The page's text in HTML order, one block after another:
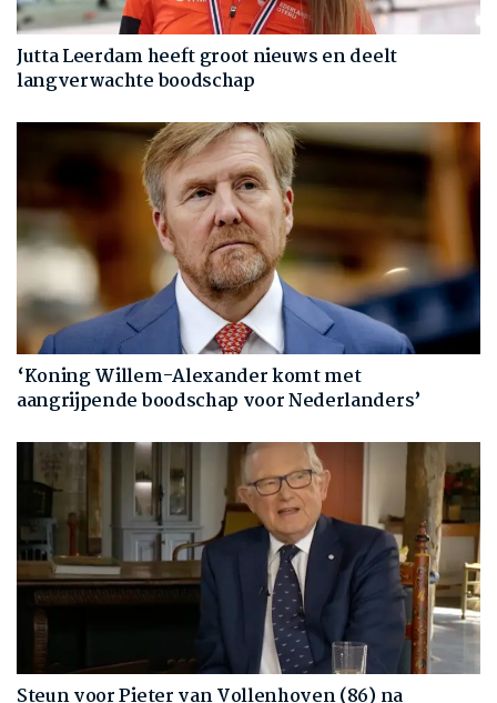
Jutta Leerdam heeft groot nieuws en deelt
langverwachte boodschap
‘Koning Willem-Alexander komt met
aangrijpende boodschap voor Nederlanders’
Steun voor Pieter van Vollenhoven (86) na